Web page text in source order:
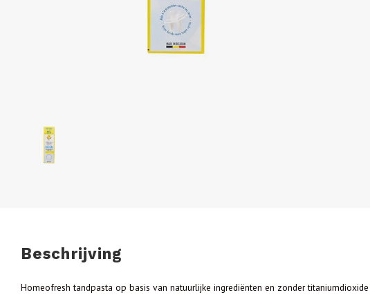
Beschrijving
Homeofresh tandpasta op basis van natuurlijke ingrediënten en zonder